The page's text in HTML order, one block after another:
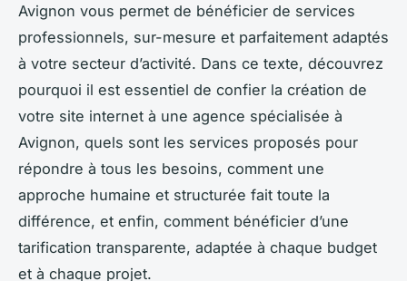
Avignon vous permet de bénéficier de services
professionnels, sur-mesure et parfaitement adaptés
à votre secteur d’activité. Dans ce texte, découvrez
pourquoi il est essentiel de confier la création de
votre site internet à une agence spécialisée à
Avignon, quels sont les services proposés pour
répondre à tous les besoins, comment une
approche humaine et structurée fait toute la
différence, et enfin, comment bénéficier d’une
tarification transparente, adaptée à chaque budget
et à chaque projet.